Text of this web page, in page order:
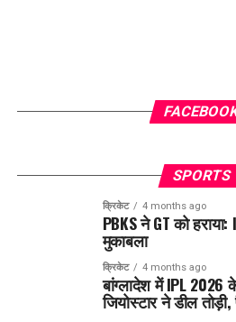
SPORTS
क्रिकेट 4 months ago
PBKS ने GT को
मुकाबला
क्रिकेट 4 months ago
बांग्लादेश में IPL 2026
जियोस्टार ने डील